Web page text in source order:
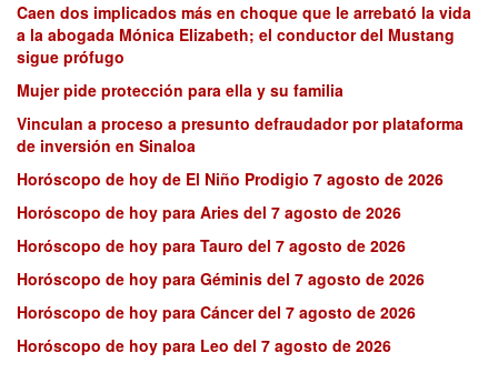
Caen dos implicados más en choque que le arrebató la vida
a la abogada Mónica Elizabeth; el conductor del Mustang
sigue prófugo
Mujer pide protección para ella y su familia
Vinculan a proceso a presunto defraudador por plataforma
de inversión en Sinaloa
Horóscopo de hoy de El Niño Prodigio 7 agosto de 2026
Horóscopo de hoy para Aries del 7 agosto de 2026
Horóscopo de hoy para Tauro del 7 agosto de 2026
Horóscopo de hoy para Géminis del 7 agosto de 2026
Horóscopo de hoy para Cáncer del 7 agosto de 2026
Horóscopo de hoy para Leo del 7 agosto de 2026